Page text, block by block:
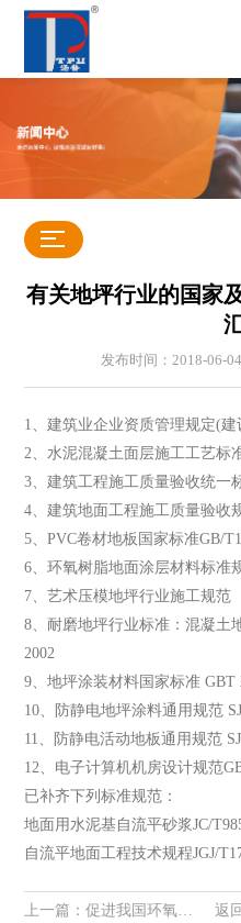
有关地坪行业的国家
发布时间：2018-06-
1、建筑业企业资质管理规定(建
2、水泥混凝土面层施工工艺标
3、建筑工程施工质量验收统一
4、建筑地面工程施工质量验收
5、PVC卷材地板国家标准GB/
6、环氧树脂地面涂层材料标准
7、艺术压模地坪行业施工规范
8、耐磨地坪行业标准：混凝土
2002
9、地坪涂装材料国家标准 GBT
10、防静电地坪涂料通用规范
11、防静电活动地板通用规范
12、电子计算机机房设计规范
已补齐下列标准规范：
地面用水泥基自流平砂浆JC/
自流平地面工程技术规程JGJ/
上一篇：促进我国环氧地坪业健康发展的几点建议 返